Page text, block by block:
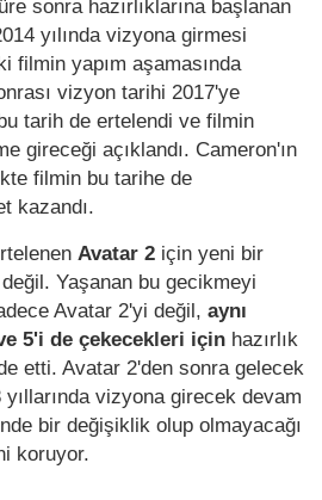
sonra hazırlıklarına başlanan
yılında vizyona girmesi
filmin yapım aşamasında
vizyon tarihi 2017'ye
tarih de ertelendi ve filmin
gireceği açıklandı. Cameron'ın
filmin bu tarihe de
kazandı.
Avatar 2 için yeni bir
Yaşanan bu gecikmeyi
Avatar 2'yi değil, aynı
5'i de çekecekleri için hazırlık
etti. Avatar 2'den sonra gelecek
vizyona girecek devam
bir değişiklik olup olmayacağı
koruyor.